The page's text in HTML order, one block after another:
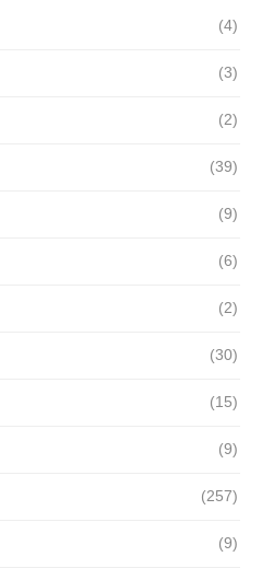
(4)
(3)
(2)
(39)
(9)
(6)
(2)
(30)
(15)
(9)
(257)
(9)